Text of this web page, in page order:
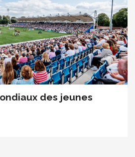
des jeunes